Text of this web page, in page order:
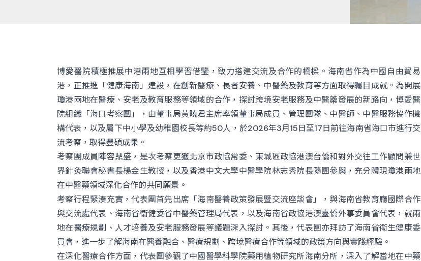
博愛醫院積極推展中港兩地互相學習借鑒，致力搭建交流及合作的橋樑。海南省作為中國自由貿易
港，正推進「健康海南」建設，在創新醫療、長者安養、中醫藥及教育等方面取得矚目成就。為開展
瓊港兩地在醫療、安老及教育服務等領域的合作，探討跨境安老服務及中醫藥發展的新路向，博愛醫
院組織「海口考察團」，由董事局黃曉君主席率領董事局成員、管理團隊、中醫師、中醫服務協作機
構代表，以及屬下中小學及幼稚園校長等約50人，於2026年3月15日至17日前往海南省海口市進行交
流考察，取得豐碩成果。
考察團成員陣容鼎盛，是次考察更獲北京市政協常委、東城區政協港澳台僑和對外交往工作顧問兼世
界針灸聯會秘書長楊金生教授，以及香港中文大學中醫學院林志秀院長隨團參與，充分體現瓊港兩地
在中醫藥領域深化合作的共同願景。
考察行程緊湊充實，代表團首先出席「海南醫養政策發展暨交流座談會」，與海南省教育廳國際合作
與交流處代表、海南省衞健委省中醫藥管理局代表，以及海南省政協港澳臺僑外事委員會代表，就兩
地在醫療規劃、人才培養及安老服務發展等議題深入探討。其後，代表團亦拜訪了海南省衞生健康委
員會，進一步了解海南在醫養融合、醫療規劃、跨境醫療合作等領域的政策方向與實踐經驗。
在深化醫療合作方面，代表團參觀了中國醫學科學院藥用植物研究所海南分所，深入了解當地在中藥